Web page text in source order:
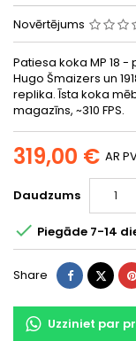
Novērtējums
Patiesa koka MP 18
Hugo Šmaizers un
replika. Īsta koka
magazīns, ~310 FPS.
319,00 € AR
Daudzums
 Piegāde 7-14
Share ShareTweet
Uzziniet par